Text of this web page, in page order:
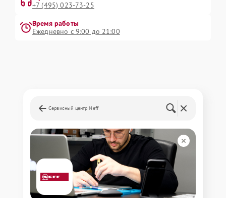
+7 (495) 023-73-25
Время работы
Ежедневно с 9:00 до 21:00
Сервисный центр Neff